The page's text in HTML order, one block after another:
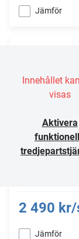
Jämför
Innehållet
visas
Aktivera
2 490
Jämför